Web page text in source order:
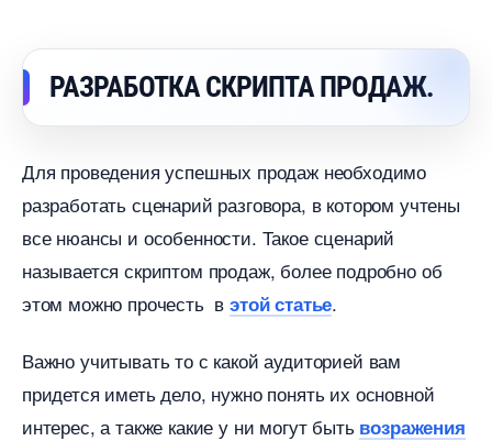
РАЗРАБОТКА СКРИПТА ПРОДАЖ.
Для проведения успешных продаж необходимо
разработать сценарий разговора, в котором учтены
се нюансы и особенности. Такое сценарий
называется скриптом продаж, более подробно о
этом можно прочестьэтой статье.
ажно учитывать то с какой аудиторией вам
придется иметь дело, нужно понять их основной
интерес, а также какие у ни могут быть озражения